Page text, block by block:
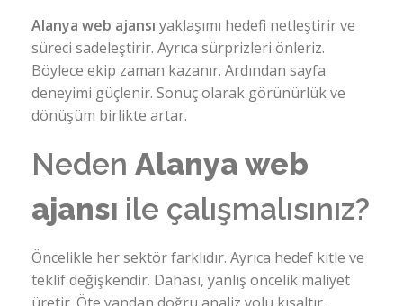
Alanya web ajansı yaklaşımı hedefi netleştirir ve
süreci sadeleştirir. Ayrıca sürprizleri önleriz.
Böylece ekip zaman kazanır. Ardından sayfa
deneyimi güçlenir. Sonuç olarak görünürlük ve
dönüşüm birlikte artar.
Neden Alanya web
ajansı ile çalışmalısınız?
Öncelikle her sektör farklıdır. Ayrıca hedef kitle ve
teklif değişkendir. Dahası, yanlış öncelik maliyet